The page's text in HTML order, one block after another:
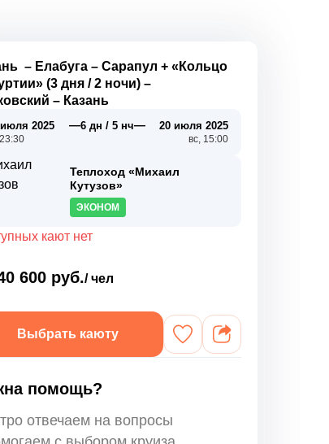
– Елабуга –Сарапул + «Кольцо
(3 дня / 2 ночи) –
– Казань
2025 —6 дн / 5 нч— 20 июля 2025
вс, 15:00
Теплоход «Михаил
Кутузов»
ЭКОНОМ
кают нет
600 руб./ чел
Выбрать каюту
помощь?
отвечаем на вопросы